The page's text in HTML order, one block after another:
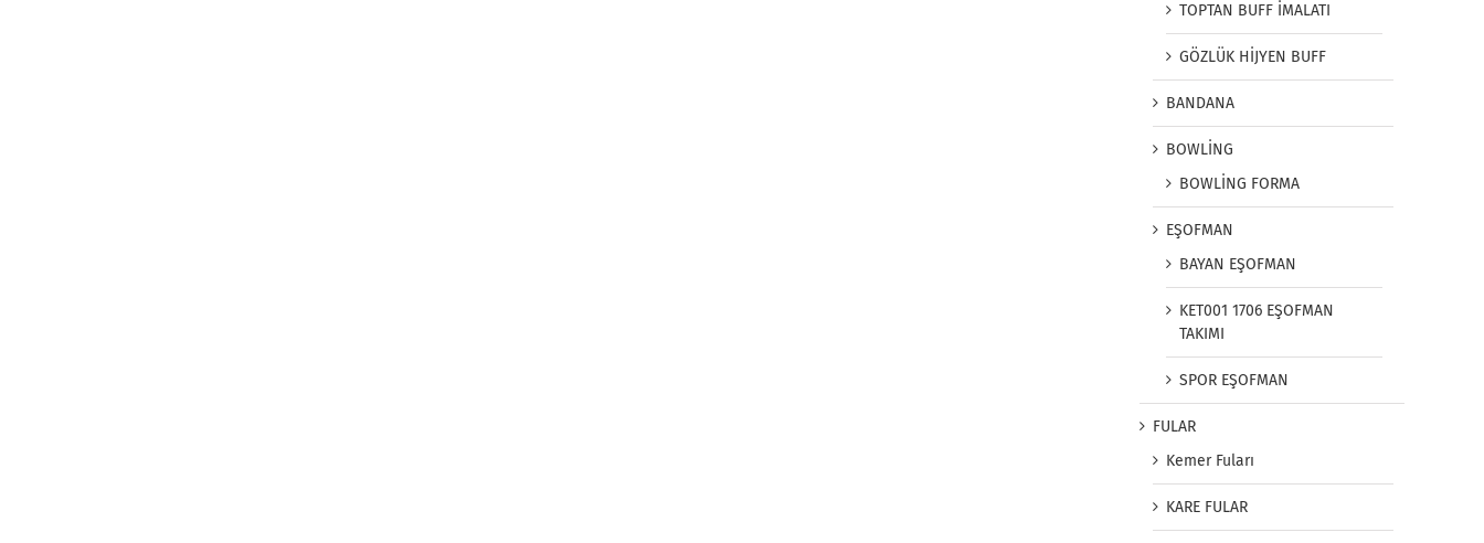
TOPTAN BUFF İMALATI
GÖZLÜK HİJYEN BUFF
BANDANA
BOWLİNG
BOWLİNG FORMA
EŞOFMAN
BAYAN EŞOFMAN
KET001 1706 EŞOFMAN
TAKIMI
SPOR EŞOFMAN
FULAR
Kemer Fuları
KARE FULAR